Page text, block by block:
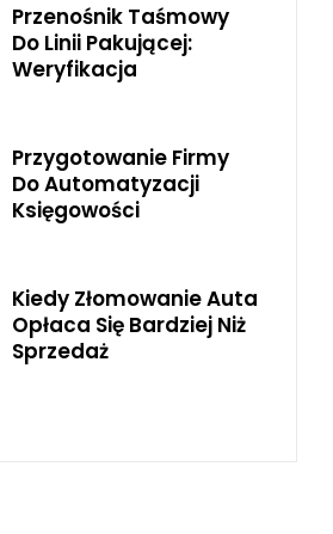
Przenośnik Taśmowy
Do Linii Pakującej:
Weryfikacja
Przygotowanie Firmy
Do Automatyzacji
Księgowości
Kiedy Złomowanie Auta
Opłaca Się Bardziej Niż
Sprzedaż